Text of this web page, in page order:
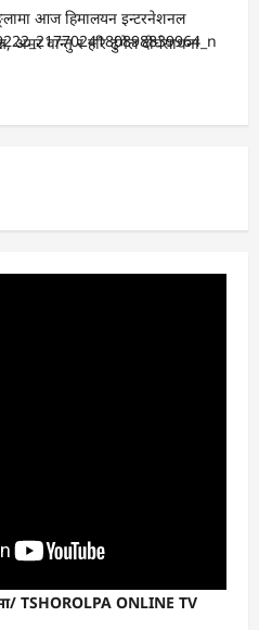
आज हिमालयन इन्टरनेशनल
अमर वान्तु र हरि ढुंगेल दीर्घसाधना
TSHOROLPA ONLINE TV